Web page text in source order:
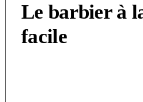
Le barbier à
facile